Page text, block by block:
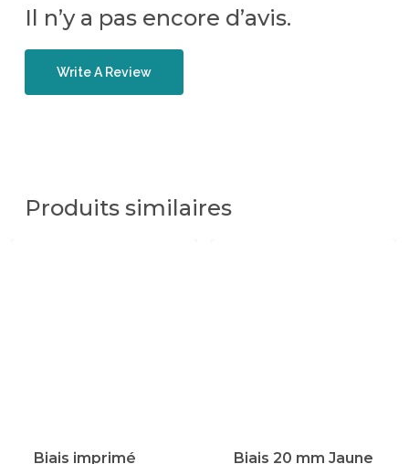
Il n’y a pas encore d’avis.
Write A Review
Produits similaires
Biais imprimé Biais 20 mm Jaune